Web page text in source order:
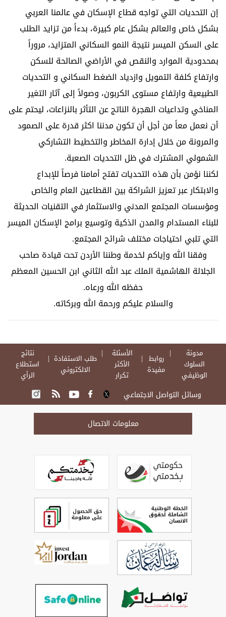
إن التحديات التي تواجه قطاع الإسكان في عالمنا العربي
بشكل خاص والعالم بشكل عام كبيرة، بدءاً من تزايد الطلب
على السكن الميسر نتيجة النمو السكاني المتزايد، مروراً
بمحدودية الموارد والنقص في الأراضي الصالحة للسكن
وارتفاع كلفة التمويل وازدياد الضغط السكاني و التحديات
الطبيعية وارتفاع مستوى الكربون، وصولاً إلى آثار التغير
المناخي وتداعيات الهجرة الناتج عن التأثر بالنزاعات، ليحتم على
أن نعمل معاً من أجل أن تكون مدننا اكثر قدرة على الصمود
والمرونة من خلال إدارة المخاطر والتخطيط التشاركي
الشمولي المشترك في ظل التحديات الصعبة.
لكننا نؤمن بأن هذه التحديات تفتح أمامنا فرصاً للإبداع
والابتكار عبر تعزيز الشراكة بين القطاعين العام والخاص
ومؤسسات المجتمع المدني والاستثمار في التقنيات الحديثة
للبناء المستدام والمدن الذكية وتوسيع برامج الإسكان الميسر
التي تلبي احتياجات مختلف شرائح المجتمع.
وفقنا الله وإياكم لخدمة وطننا الأردن تحت قيادة صاحب
الجلالة الهاشمية الملك عبد الله الثاني ابن الحسين المعظم
حفظه الله ورعاه.
والسلام عليكم ورحمة الله وبركاته.
مدونة
السلوك
الوظيفي
روابط
مفيدة
الأسئلة
الأكثر
تكرار
طلب الاستفادة
الالكتروني
نتائج
استطلاع
الرأي
وسائل التواصل الاجتماعي
معلومات الاتصال